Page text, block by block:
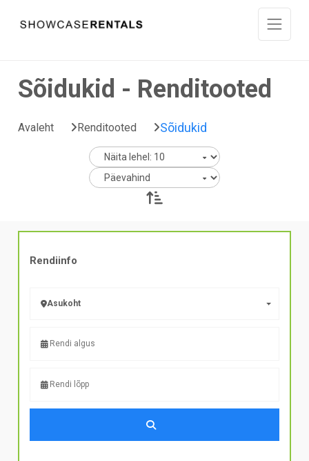
Sõidukid - Renditooted
Avaleht Renditooted Sõidukid
Rendiinfo
Asukoht